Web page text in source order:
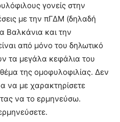
γονείς στην
με την πΓΔΜ (δηλαδή
Βαλκάνια και την
από μόνο του δηλωτικό
τα μεγάλα κεφάλια του
της ομοφυλοφιλίας. Δεν
να με χαρακτηρίσετε
να το ερμηνεύσω.